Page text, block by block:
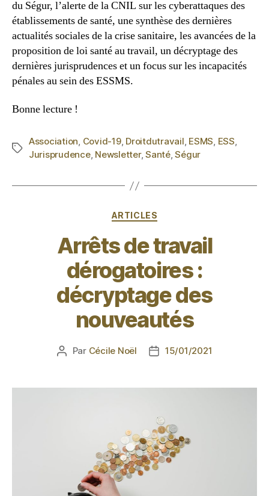
du Ségur, l’alerte de la CNIL sur les cyberattaques des
établissements de santé, une synthèse des dernières
actualités sociales de la crise sanitaire, les avancées de la
proposition de loi santé au travail, un décryptage des
dernières jurisprudences et un focus sur les incapacités
pénales au sein des ESSMS.
Bonne lecture !
Association, Covid-19, Droitdutravail, ESMS, ESS,
Jurisprudence, Newsletter,Santé,Ségur
ARTICLES
Arrêts de travail
dérogatoires :
décryptage des
nouveautés
Par Cécile Noël 15/01/2021